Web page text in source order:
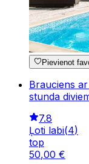
Pievienot
Brauciens
stunda
7.8
Ļoti labi(4)
top
50,00 €